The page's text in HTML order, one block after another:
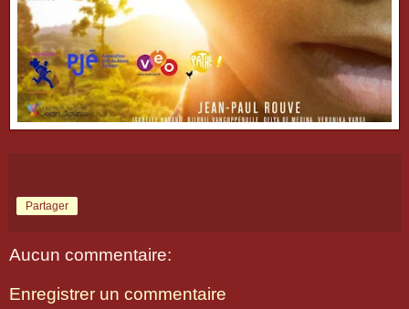
Partager
Aucun commentaire:
Enregistrer un commentaire